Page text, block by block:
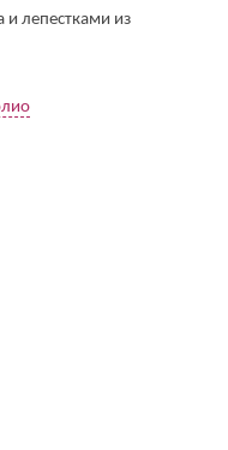
и лепестками из